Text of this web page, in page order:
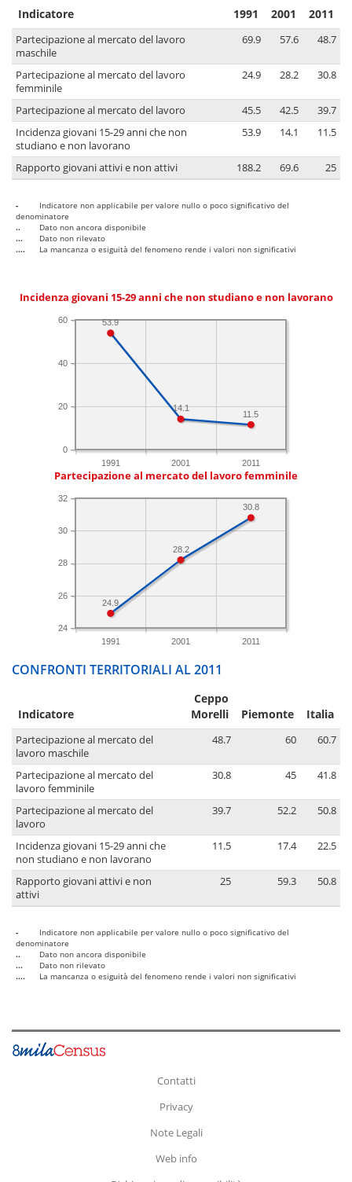
Indicatore 1991 2001 2011
Partecipazione al mercato del lavoro
maschile
69.9 57.6 48.7
Partecipazione al mercato del lavoro
femminile
24.9 28.2 30.8
Partecipazione al mercato del lavoro 45.5 42.5
39.7
Incidenza giovani 15-29 anni che non
studiano e non lavorano
53.9 14.1 11.5
Rapporto giovani attivi e non attivi 188.2 69.6 25
-
Indicatore non applicabile per valore nullo o poco significativo del
denominatore
..
Dato non ancora disponibile
...
Dato non rilevato
....
La mancanza o esiguità del fenomeno rende i valori non significativi
Incidenza giovani 15-29 anni che non studiano e non lavorano
1991 2001 2011
0
20
40
60
11.5
14.1
53.9
Partecipazione al mercato del lavoro femminile
1991 2001 2011
24
26
28
30
32
30.8
28.2
24.9
CONFRONTI TERRITORIALI AL 2011
Indicatore
Ceppo
Morelli
Piemonte Italia
Partecipazione al mercato del
lavoro maschile
48.7 60 60.7
Partecipazione al mercato del
lavoro femminile
30.8 45 41.8
Partecipazione al mercato del
lavoro
39.7 52.2 50.8
Incidenza giovani 15-29 anni che
non studiano e non lavorano
11.5 17.4 22.5
Rapporto giovani attivi e non
attivi
25 59.3 50.8
-
Indicatore non applicabile per valore nullo o poco significativo del
denominatore
..
Dato non ancora disponibile
...
Dato non rilevato
....
La mancanza o esiguità del fenomeno rende i valori non significativi
Contatti
Privacy
Note Legali
Web info